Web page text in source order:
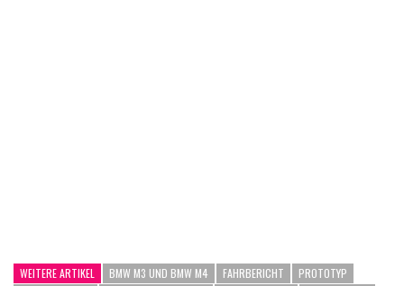
WEITERE ARTIKEL BMW M3 UND BMW M4 FAHRBERICHT
PROTOTYP